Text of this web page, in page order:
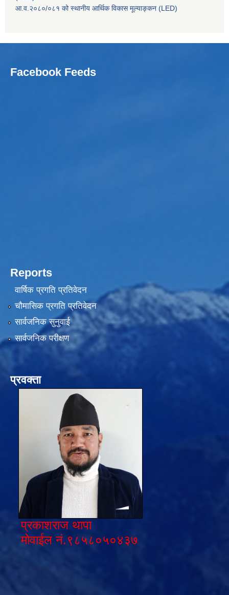
आ.व.२०८०/०८१ को स्थानीय आर्थिक विकास मूल्याङ्कन (LED)
Facebook Feeds
Reports
वार्षिक प्रगति प्रतिवेदन
चौमासिक प्रगति प्रतिवेदन
सार्वजनिक सुनुवाई
सार्वजनिक परीक्षण
प्रवक्ता
प्रकाशराज थापा
मोवाईल नं.९८५८०५०४३७